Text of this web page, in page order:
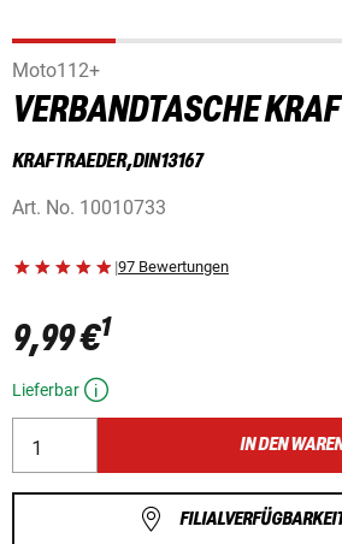
Moto112+
VERBANDTASCHE
KRAFTRAEDER,DIN13167
Art. No. 10010733
|97 Bewertungen
9,99 €1
Lieferbar
IN DEN